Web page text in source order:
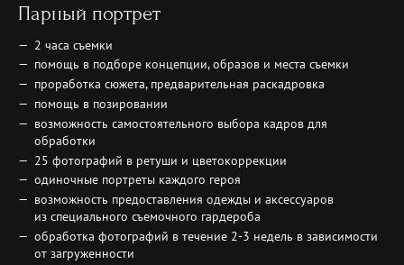
Парный портрет
2 часа съемки
помощь в подборе концепции, образов и места съемки
проработка сюжета, предварительная раскадровка
помощь в позировании
возможность самостоятельного выбора кадров для
обработки
25 фотографий в ретуши и цветокоррекции
одиночные портреты каждого героя
возможность предоставления одежды и аксессуаров
из специального съемочного гардероба
обработка фотографий в течение 2-3 недель в зависимости
от загруженности